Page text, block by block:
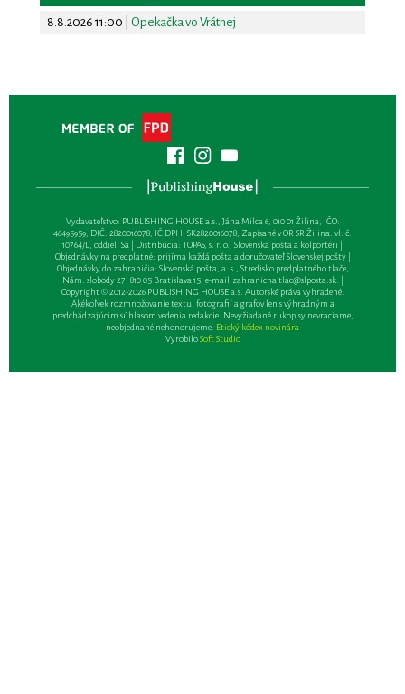
8.8.2026 11:00 Opekačka vo Vrátnej
Vydavateľsťvo: PUBLISHING HOUSE a.s., Jána Milca 6, 010 01 Žilina, IČO:
46495959, DIČ: 2820016078, IČ DPH: SK2820016078, Zapísané v OR SR Žilina: vl. č.
10764/L, oddiel: Sa | Distribúcia: TOPAS, s. r. o., Slovenská pošta a kolportéri |
Objednávky na predplatné: prijíma každá pošta a doručovateľ Slovenskej pošty |
Objednávky do zahraničia: Slovenská pošta, a. s., Stredisko predplatného tlače,
Nám. slobody 27, 810 05 Bratislava 15, e-mail:zahranicna.tlac@slposta.sk. |
Copyright © 2012-2026 PUBLISHING HOUSE a.s. Autorské práva vyhradené.
Akékoľvek rozmnožovanie textu, fotografií a grafov len s výhradným a
predchádzajúcim súhlasom vedenia redakcie. Nevyžiadané rukopisy nevraciame,
neobjednané nehonorujeme. Etický kódex novinára
VyrobiloSoft Studio